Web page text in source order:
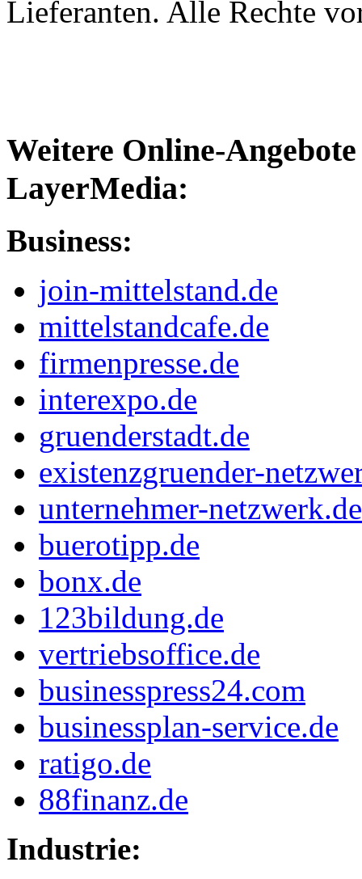
Lieferanten. Alle Rechte
Weitere Online-Angebote
LayerMedia:
Business:
join-mittelstand.de
mittelstandcafe.de
firmenpresse.de
interexpo.de
gruenderstadt.de
existenzgruender-
unternehmer-netzwerk.de
buerotipp.de
bonx.de
123bildung.de
vertriebsoffice.de
businesspress24.com
businessplan-service.de
ratigo.de
88finanz.de
Industrie: